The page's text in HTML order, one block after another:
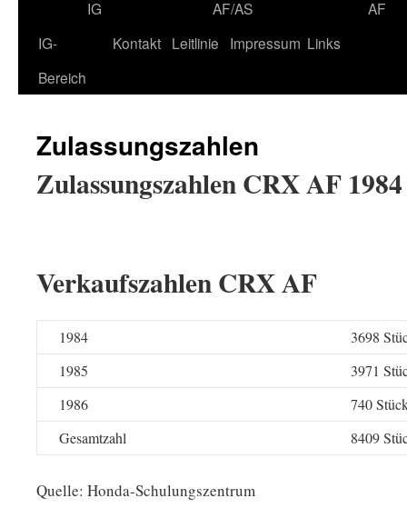
IG
AF/AS
AF
IG-
Bereich
Kontakt Leitlinie Impressum Links
Zulassungszahlen
Zulassungszahlen CRX AF
Verkaufszahlen CRX AF
1984
3698
1985
3971
1986
740
Gesamtzahl
8409
Quelle: Honda-Schulungszentrum